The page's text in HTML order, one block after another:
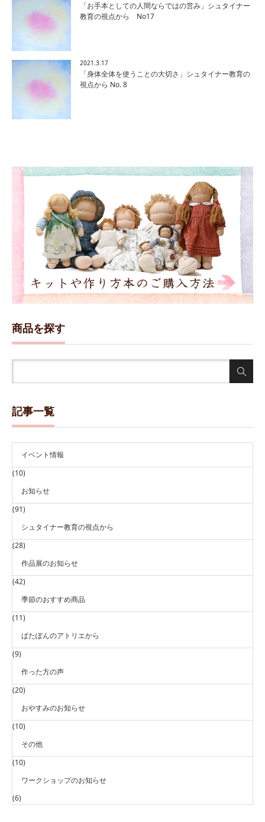
「お手本としての人間ならではの営み」シュタイナー
教育の視点から No17
2021.3.17
「身体全体を使うことの大切さ」シュタイナー教育の
視点から No. 8
商品を探す
記事一覧
イベント情報
(10)
お知らせ
(91)
シュタイナー教育の視点から
(28)
作品展のお知らせ
(42)
季節のおすすめ商品
(11)
ぱたぽんのアトリエから
(9)
作った方の声
(20)
おやすみのお知らせ
(10)
その他
(10)
ワークショップのお知らせ
(6)